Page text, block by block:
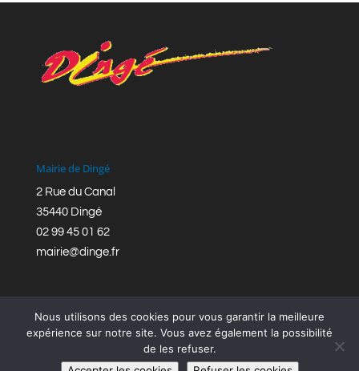
Mairie de Dingé
2 Rue du Canal
35440 Dingé
02 99 45 01 62
mairie@dinge.fr
Réalisation © Mairie de Dingé,Bretagne Romantique
Nous utilisons des cookies pour vous garantir la meilleure
expérience sur notre site. Vous avez également la possibilité
de les refuser.